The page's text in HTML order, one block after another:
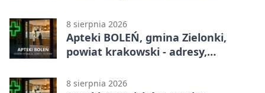
8 sierpnia 2026
Apteki BOLEŃ, gmina Zielonki,
powiat krakowski - adresy,
8 sierpnia 2026